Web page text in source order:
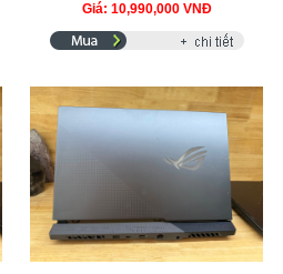
Giá: 10,990,000 VNĐ